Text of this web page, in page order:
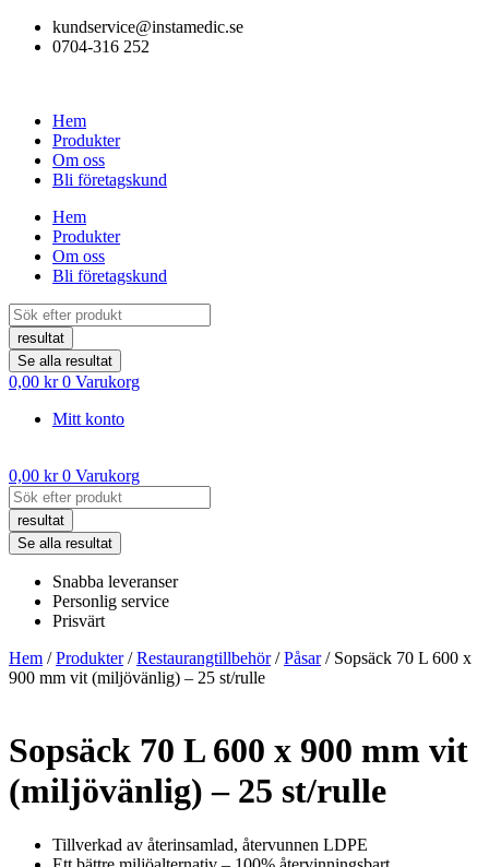
Hoppakundservice@instamedic.se
0704-316 252
Hem
Produkter
Om oss
Bli företagskund
Hem
Produkter
Om oss
Bli företagskund
Search
...resultat
Se alla resultat
0,00 kr 0 Varukorg
Mitt konto
0,00 kr 0 Varukorg
Search
...resultat
Se alla resultat
Snabba leveranser
Personlig service
Prisvärt
Hem /Produkter/Restaurangtillbehör/Påsar/ Sopsäck 70 L 600 x
900 mm vit (miljövänlig) – 25 st/rulle
Sopsäck 70 L 600 x 900 mm vit
(miljövänlig) – 25 st/rulle
Tillverkad av återinsamlad, återvunnen LDPE